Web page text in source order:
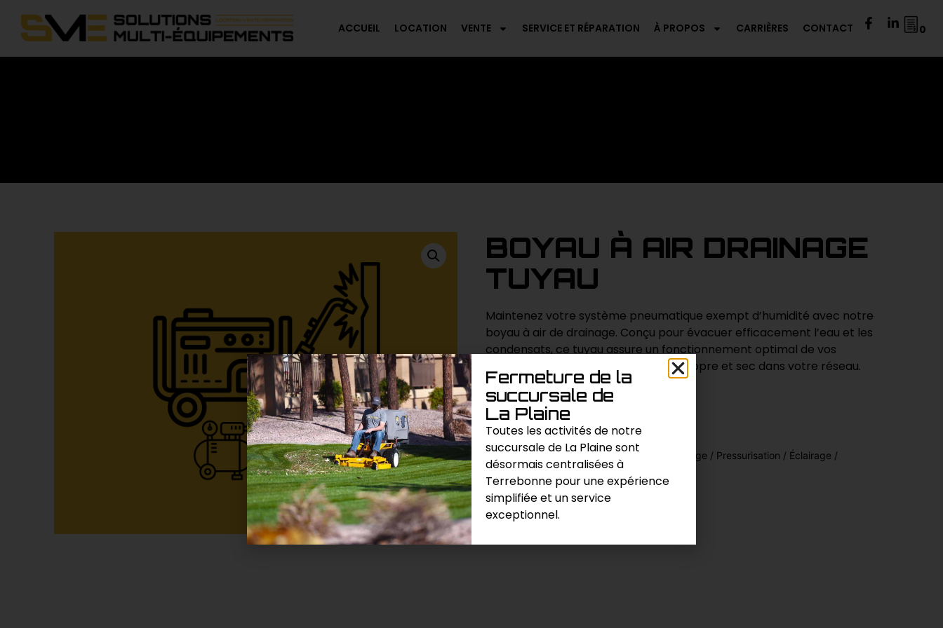
0
ACCUEIL LOCATION VENTE SERVICE ET RÉPARATION À PROPOS CARRIÈRES CONTACT
BOYAU À AIR DRAINAGE
TUYAU
Maintenez votre système pneumatique exempt d’humidité avec notre
boyau à air de drainage. Conçu pour évacuer efficacement l’eau et les
condensats, ce tuyau assure un fonctionnement optimal de vos
équipements en maintenant un air propre et sec dans votre réseau.
Demande de prix
Catégories : Compresseur & outils Air
Pompage / Pressurisation / Éclairage /
Production
Fermeture de la
succursale de
La Plaine
Toutes les activités de notre
succursale de La Plaine sont
désormais centralisées à
Terrebonne pour une expérience
simplifiée et un service
exceptionnel.